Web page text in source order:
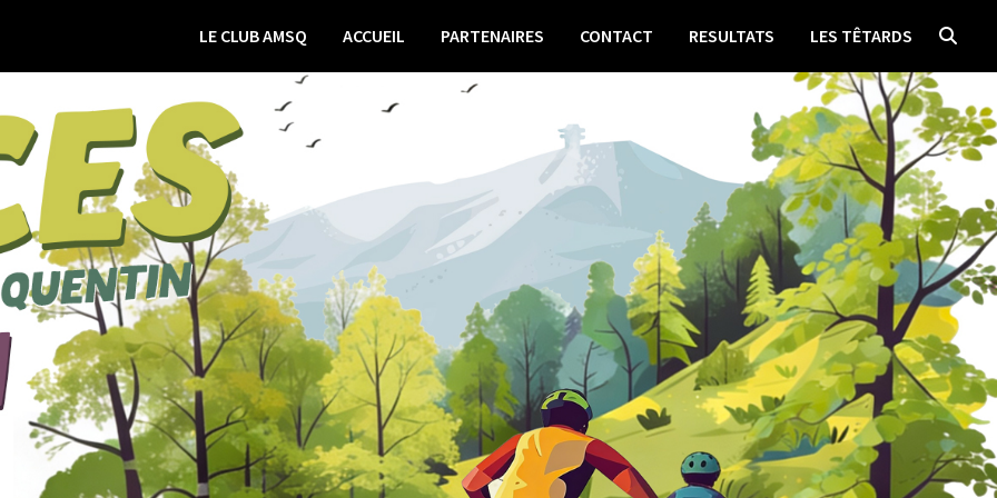
LE CLUB AMSQ ACCUEIL PARTENAIRES CONTACT RESULTATS LES TÊTARDS